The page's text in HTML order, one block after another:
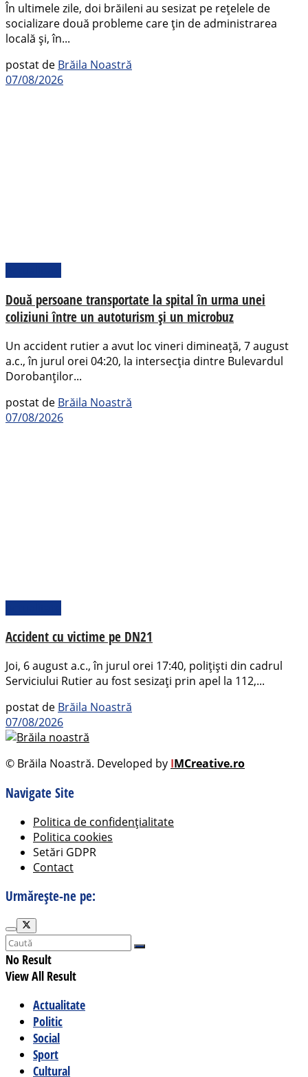
În ultimele zile, doi brăileni au sesizat pe rețelele de
socializare două probleme care țin de administrarea
locală și, în...
postat de Brăila Noastră
07/08/2026
Două persoane transportate la spital în urma unei
coliziuni între un autoturism și un microbuz
Un accident rutier a avut loc vineri dimineață, 7 august
a.c., în jurul orei 04:20, la intersecția dintre Bulevardul
Dorobanților...
postat de Brăila Noastră
07/08/2026
Accident cu victime pe DN21
Joi, 6 august a.c., în jurul orei 17:40, polițiști din cadrul
Serviciului Rutier au fost sesizați prin apel la 112,...
postat de Brăila Noastră
07/08/2026
© Brăila Noastră. Developed by IMCreative.ro
Navigate Site
Politica de confidențialitate
Politica cookies
Setări GDPR
Contact
Urmărește-ne pe:
No Result
View All Result
Actualitate
Politic
Social
Sport
Cultural